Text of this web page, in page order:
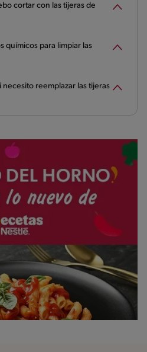
cortar con las tijeras de
químicos para limpiar las
necesito reemplazar las tijeras